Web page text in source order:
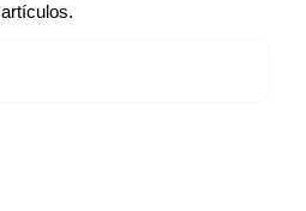
artículos.